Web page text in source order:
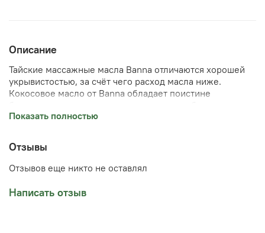
Описание
Тайские массажные масла Banna отличаются хорошей
укрывистостью, за счёт чего расход масла ниже.
Кокосовое масло от Banna обладает поистине
масло, ваши пациенты будут возвращаться к вам вновь.
Купить массажное масло манго можно в магазине в
Челябинске по адресу Кирова 104 или заказать доставку
в ваш город.
Показать полностью
Отзывы
Отзывов еще никто не оставлял
Написать отзыв